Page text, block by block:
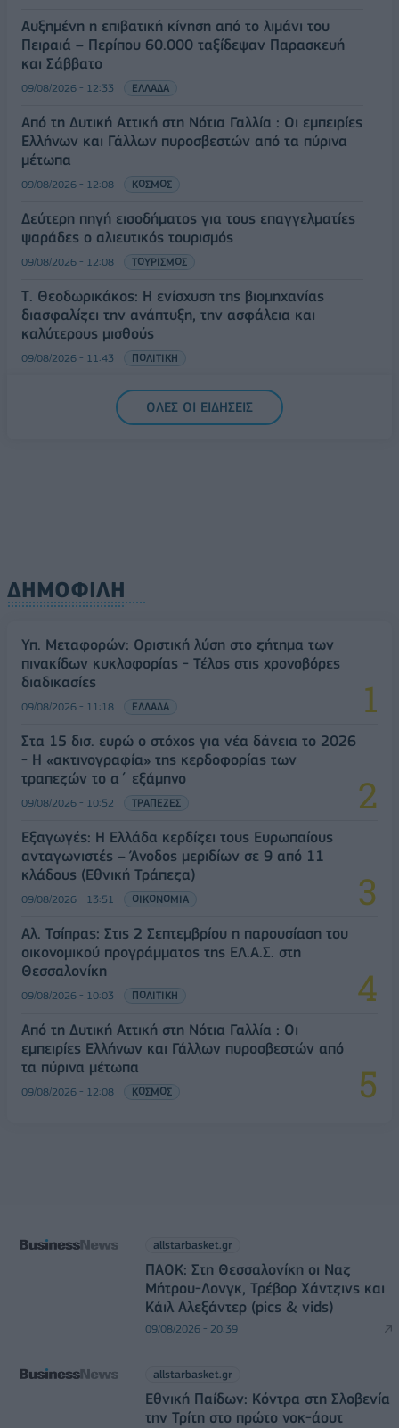
Αυξημένη η επιβατική κίνηση από το λιμάνι του
Πειραιά – Περίπου 60.000 ταξίδεψαν Παρασκευή
και Σάββατο
09/08/2026 - 12:33 ΕΛΛΑΔΑ
Από τη Δυτική Αττική στη Νότια Γαλλία : Οι εμπειρίες
Ελλήνων και Γάλλων πυροσβεστών από τα πύρινα
μέτωπα
09/08/2026 - 12:08 ΚΟΣΜΟΣ
Δεύτερη πηγή εισοδήματος για τους επαγγελματίες
ψαράδες ο αλιευτικός τουρισμός
09/08/2026 - 12:08 ΤΟΥΡΙΣΜΟΣ
Τ. Θεοδωρικάκος: Η ενίσχυση της βιομηχανίας
διασφαλίζει την ανάπτυξη, την ασφάλεια και
καλύτερους μισθούς
09/08/2026 - 11:43 ΠΟΛΙΤΙΚΗ
Υπ. Μεταφορών: Οριστική λύση στο ζήτημα των
πινακίδων κυκλοφορίας - Τέλος στις χρονοβόρες
ΟΛΕΣ ΟΙ ΕΙΔΗΣΕΙΣ
ΔΗΜΟΦΙΛΗ
Υπ. Μεταφορών: Οριστική λύση στο ζήτημα των
πινακίδων κυκλοφορίας - Τέλος στις χρονοβόρες
διαδικασίες
09/08/2026 - 11:18 ΕΛΛΑΔΑ
Στα 15 δισ. ευρώ ο στόχος για νέα δάνεια το 2026
- Η «ακτινογραφία» της κερδοφορίας των
τραπεζών το α΄ εξάμηνο
09/08/2026 - 10:52 ΤΡΑΠΕΖΕΣ
Εξαγωγές: Η Ελλάδα κερδίζει τους Ευρωπαίους
ανταγωνιστές – Άνοδος μεριδίων σε 9 από 11
κλάδους (Εθνική Τράπεζα)
09/08/2026 - 13:51 ΟΙΚΟΝΟΜΙΑ
Αλ. Τσίπρας: Στις 2 Σεπτεμβρίου η παρουσίαση του
οικονομικού προγράμματος της ΕΛ.Α.Σ. στη
Θεσσαλονίκη
09/08/2026 - 10:03 ΠΟΛΙΤΙΚΗ
Από τη Δυτική Αττική στη Νότια Γαλλία : Οι
εμπειρίες Ελλήνων και Γάλλων πυροσβεστών από
τα πύρινα μέτωπα
09/08/2026 - 12:08 ΚΟΣΜΟΣ
allstarbasket.gr
ΠΑΟΚ: Στη Θεσσαλονίκη οι Ναζ
Μήτρου-Λονγκ, Τρέβορ Χάντζινς και
Κάιλ Αλεξάντερ (pics & vids)
09/08/2026 - 20:39
allstarbasket.gr
Εθνική Παίδων: Κόντρα στη Σλοβενία
την Τρίτη στο πρώτο νοκ-άουτ